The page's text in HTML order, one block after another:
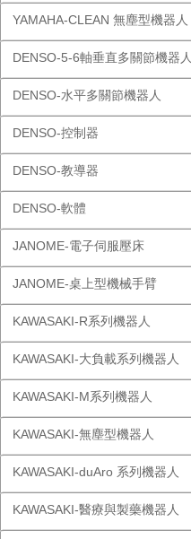
YAMAHA-CLEAN 無塵型機器人
DENSO-5-6軸垂直多關節機器人
DENSO-水平多關節機器人
DENSO-控制器
DENSO-教導器
DENSO-軟體
JANOME-電子伺服壓床
JANOME-桌上型機械手臂
KAWASAKI-R系列機器人
KAWASAKI-大負載系列機器人
KAWASAKI-M系列機器人
KAWASAKI-無塵型機器人
KAWASAKI-duAro 系列機器人
KAWASAKI-醫療與製藥機器人